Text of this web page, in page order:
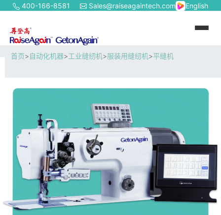
400-166-8581 Sales@raiseagaintech.com English
首页>自动化机器>工业缝纫机>服装用缝纫机>平缝机